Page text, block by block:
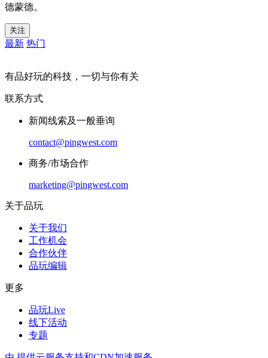
德蒙德。
关注
最新 热门
有品好玩的科技，一切与你有关
联系方式
新闻线索及一般垂询
contact@pingwest.com
商务/市场合作
marketing@pingwest.com
关于品玩
关于我们
工作机会
合作伙伴
品玩编辑
更多
品玩Live
线下活动
专题